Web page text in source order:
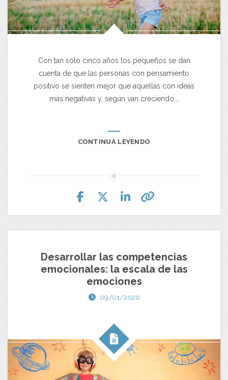
Con tan sólo cinco años los pequeños se dan
cuenta de que las personas con pensamiento
positivo se sienten mejor que aquellas con ideas
más negativas y, según van creciendo,…
CONTINUA LEYENDO
Desarrollar las competencias
emocionales: la escala de las
emociones
09/01/2020